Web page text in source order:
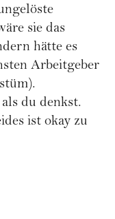
sie das
hätte es
Arbeitgeber
du denkst.
ist okay zu